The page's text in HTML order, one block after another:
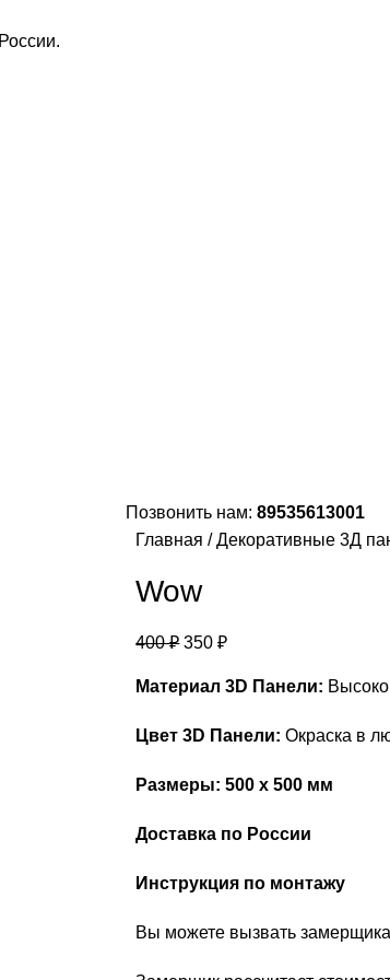
Позвонить нам: 89535613001
Главная
Декоративные 3Д
Wow
400₽ 350₽
Материал 3D Панели:
Цвет 3D Панели: Окраска в
Размеры: 500 х 500 мм
Доставка по России
Инструкция по монтажу
Вы можете вызвать